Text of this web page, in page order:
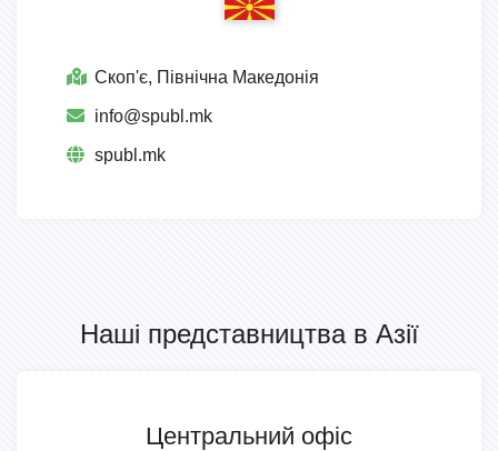
Скоп'є, Північна Македонія
info@spubl.mk
spubl.mk
Наші представництва в Азії
Центральний офіс